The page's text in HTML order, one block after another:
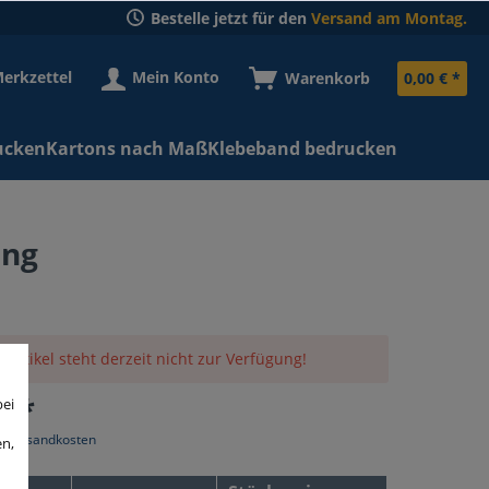
Bestelle jetzt für den Versand am Montag.
Mein Konto Warenkorb 0,00 € *
Kartons nach MaßKlebeband bedrucken
Artikel steht derzeit nicht zur Verfügung!
*
Versandkosten